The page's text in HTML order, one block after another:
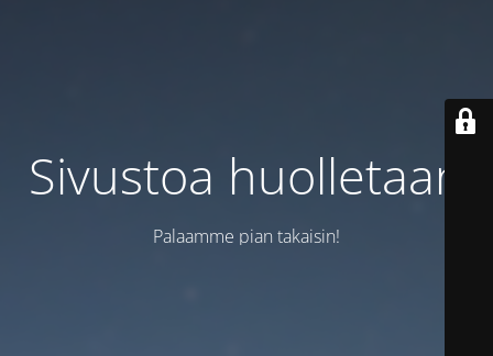
Sivustoa huolletaan
Palaamme pian takaisin!